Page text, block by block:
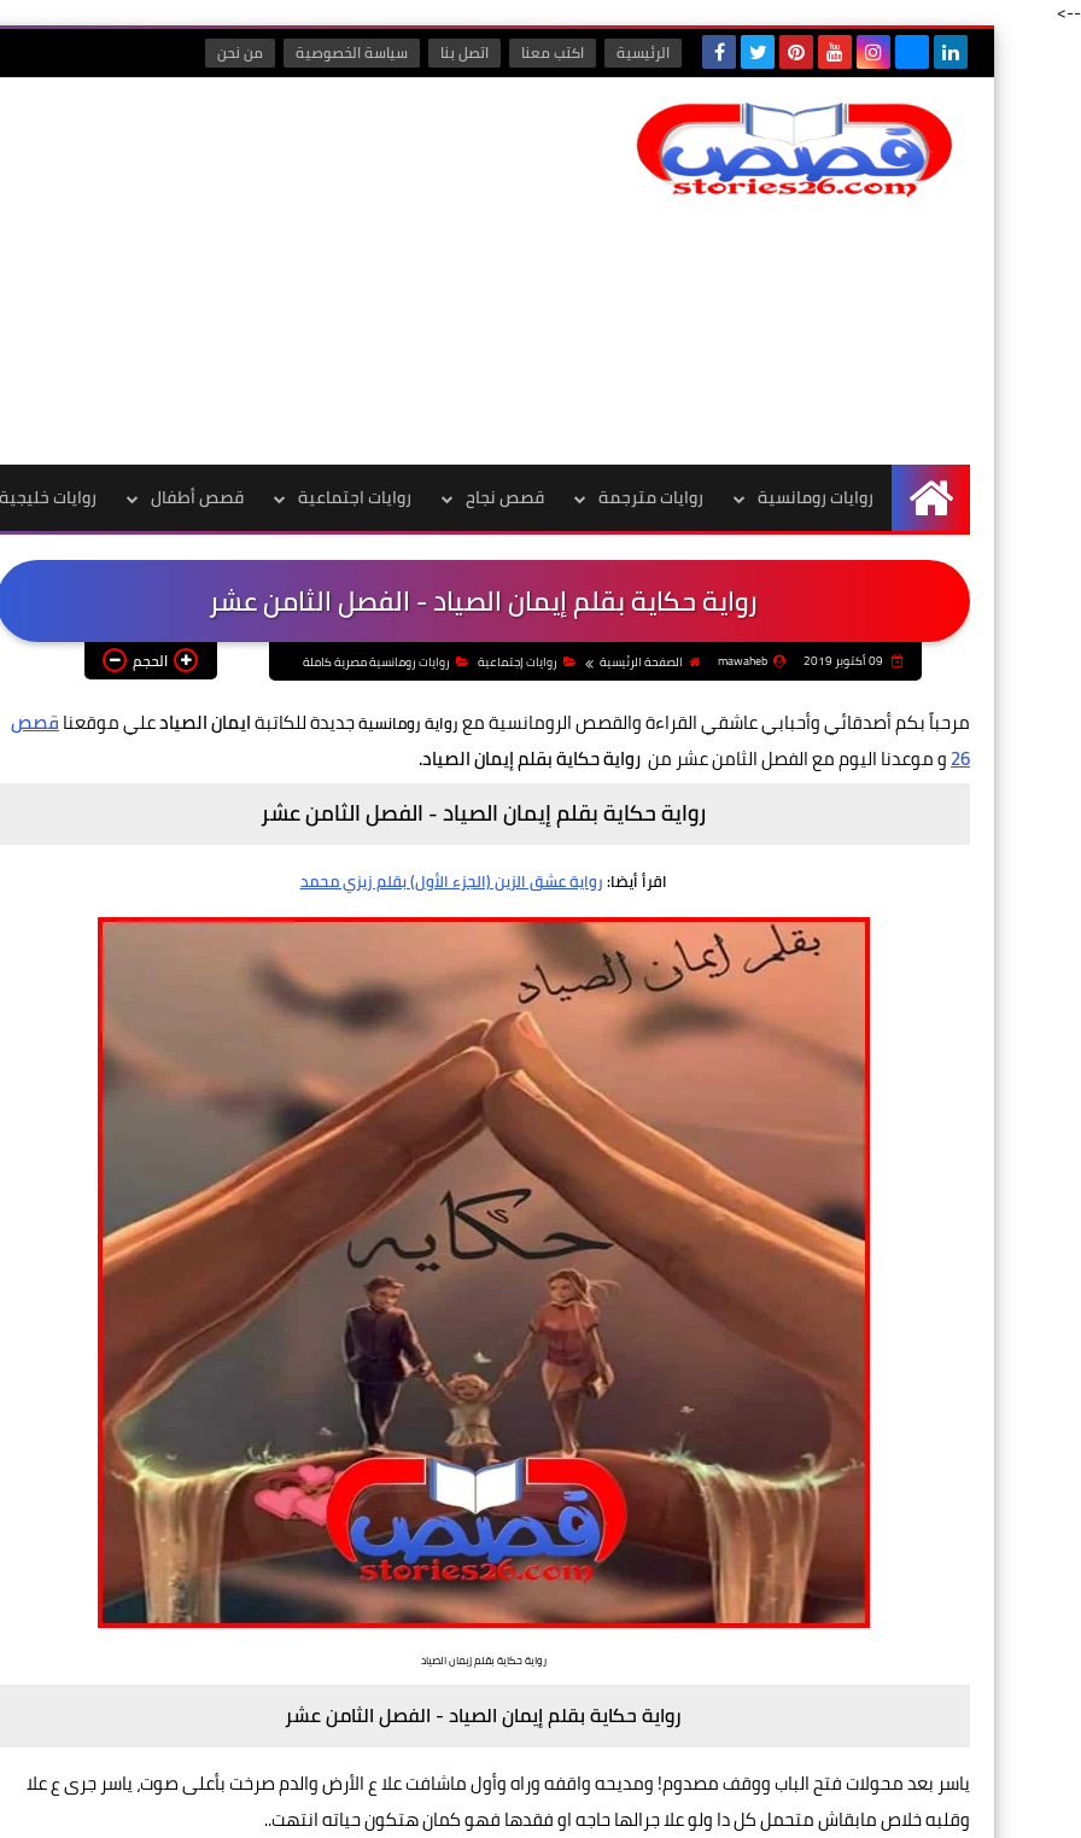
-->
الرئيسية اكتب معنا اتصل بنا سياسة الخصوصية من نحن
الرئيسية
روايات رومانسية روايات مترجمة قصص نجاح روايات اجتماعية قصص أطفال روايات خليجية
رواية حكاية بقلم إيمان الصياد - الفصل الثامن عشر
mawaheb الصفحة الرئيسية روايات إجتماعية روايات رومانسية مصرية كاملة الحجم
مرحباً بكم أصدقائي وأحبابي عاشقي القراءة والقصص الرومانسية معرواية رومانسيةجديدة للكاتبةايمان الصيادعلي موقعناقصص
26و موعدنا اليوم مع الفصل الثامن عشر من رواية حكاية بقلم إيمان الصياد.
رواية حكاية بقلم إيمان الصياد - الفصل الثامن عشر
اقرأ أيضا:رواية عشق الزين (الجزء الأول) بقلم زيزي محمد
رواية حكاية بقلم إيمان الصياد
رواية حكاية بقلم إيمان الصياد - الفصل الثامن عشر
ياسر بعد محولات فتح الباب ووقف مصدوم! ومديحه واقفه وراه وأول ماشافت علا ع الأرض والدم صرخت بأعلى صوت، ياسر جرى ع علا
وقلبه خلاص مابقاش متحمل كل دا ولو علا جرالها حاجه او فقدها فهو كمان هتكون حياته انتهت..